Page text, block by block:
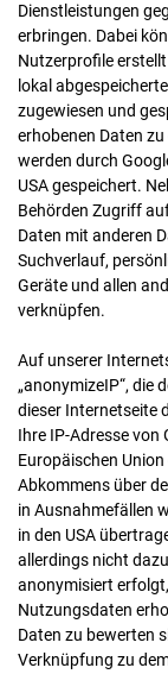
Dienstleistungen
erbringen. Dabei
Nutzerprofile
lokal
zugewiesen und
erhobenen Daten
werden durch
USA gespeichert.
Behörden Zugriff
Daten mit anderen
Suchverlauf,
Geräte und allen
verknüpfen.
Auf unserer
„anonymizeIP“, die
dieser Internetseite
Ihre IP-Adresse
Europäischen
Abkommens über
in Ausnahmefällen
in den USA
allerdings nicht
anonymisiert
Nutzungsdaten
Daten zu bewerten
Verknüpfung zu